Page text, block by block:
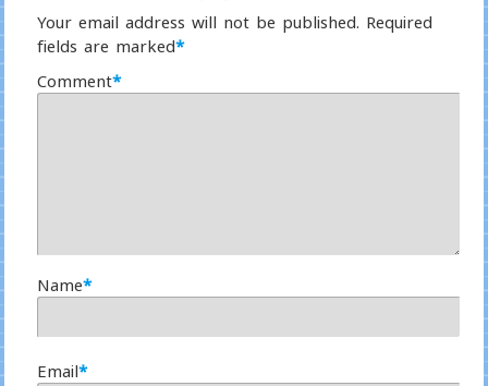
Your email address will not be published. Required
fields are marked*
Comment*
Name*
Email*